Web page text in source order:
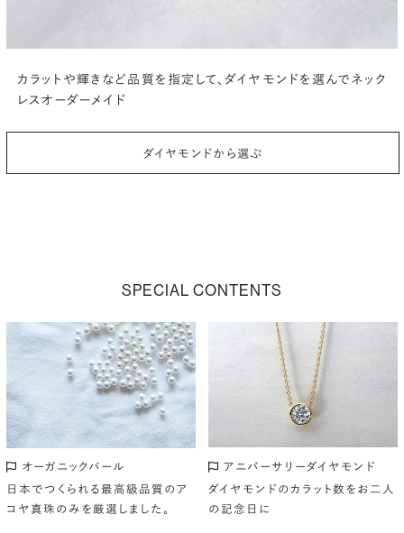
カラットや輝きなど品質を指定して、ダイヤモンドを選んでネック
レスオーダーメイド
ダイヤモンドから選ぶ
SPECIAL CONTENTS
オーガニックパール
日本でつくられる最高級品質のア
コヤ真珠のみを厳選しました。
アニバーサリーダイヤモンド
ダイヤモンドのカラット数をお二人
の記念日に